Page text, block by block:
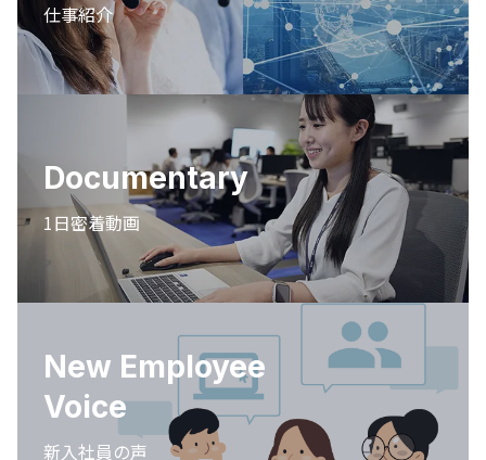
仕事紹介
Documentary
1日密着動画
New Employee
Voice
新入社員の声